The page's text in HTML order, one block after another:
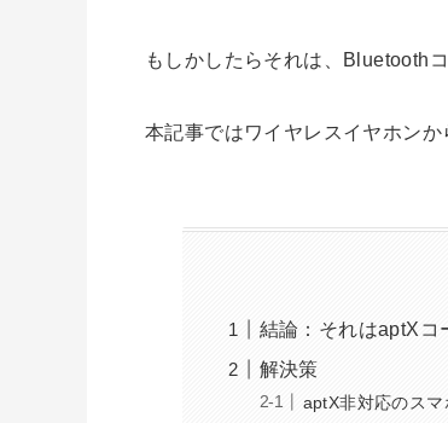
もしかしたらそれは、Bluetooth
本記事ではワイヤレスイヤホン
結論：それはaptXコ
解決策
aptX非対応のス